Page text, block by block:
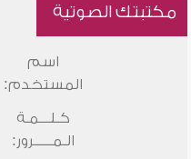
مكتبتك الصوتية
اسم
المستخدم:
كـلـــمـة
الـمـــــرور: